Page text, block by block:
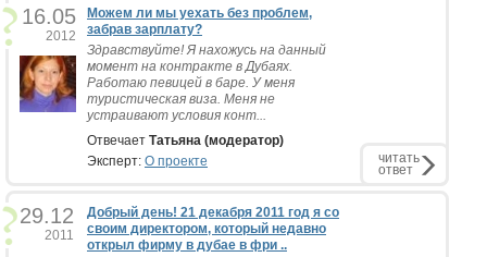
16.05
2012
Можем ли мы уехать без проблем,
забрав зарплату?
Здравствуйте! Я нахожусь на данный
момент на контракте в Дубаях.
Работаю певицей в баре. У меня
туристическая виза. Меня не
устраивают условия конт...
Отвечает Татьяна (модератор)
Эксперт: О проекте читать
ответ
29.12
2011
Добрый день! 21 декабря 2011 год я со
своим директором, который недавно
открыл фирму в дубае в фри ..